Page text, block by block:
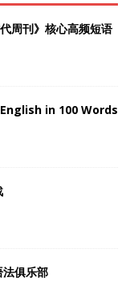
周刊》核心高频短语
in 100 Words
俱乐部